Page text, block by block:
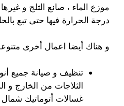
موزع الماء ، صانع الثلج و
درجة الحرارة فيها حتى تبع
و هناك أيضا اعمال أخرى
تنظيف و صيانة جميع
الثلاجات من الخارج
غسالات أتوماتيك